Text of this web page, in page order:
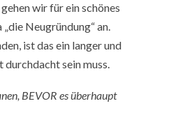
wir für ein schönes
Neugründung“ an.
ist das ein langer und
durchdacht sein muss.
BEVOR es überhaupt